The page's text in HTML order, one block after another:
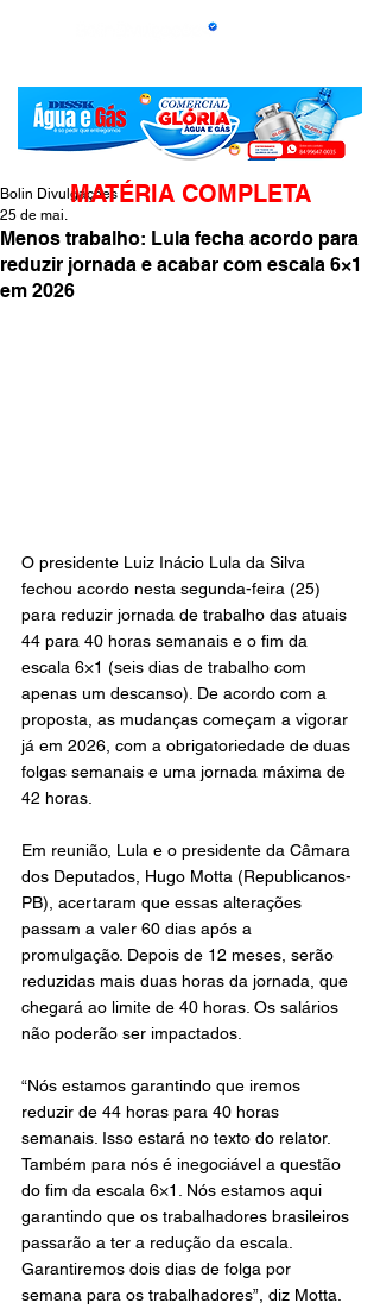
Menos trabalho: Lula fecha acordo para
reduzir jornada e acabar com escala 6×1
em 2026
Bolin Divulgações
25 de mai.
O presidente Luiz Inácio Lula da Silva
fechou acordo nesta segunda-feira (25)
para reduzir jornada de trabalho das atuais
44 para 40 horas semanais e o fim da
escala 6×1 (seis dias de trabalho com
apenas um descanso). De acordo com a
proposta, as mudanças começam a vigorar
já em 2026, com a obrigatoriedade de duas
folgas semanais e uma jornada máxima de
42 horas.
Em reunião, Lula e o presidente da Câmara
dos Deputados, Hugo Motta (Republicanos-
PB), acertaram que essas alterações
passam a valer 60 dias após a
promulgação. Depois de 12 meses, serão
reduzidas mais duas horas da jornada, que
chegará ao limite de 40 horas. Os salários
não poderão ser impactados.
“Nós estamos garantindo que iremos
reduzir de 44 horas para 40 horas
semanais. Isso estará no texto do relator.
Também para nós é inegociável a questão
do fim da escala 6×1. Nós estamos aqui
garantindo que os trabalhadores brasileiros
passarão a ter a redução da escala.
Garantiremos dois dias de folga por
semana para os trabalhadores”, diz Motta.
MATÉRIA COMPLETA